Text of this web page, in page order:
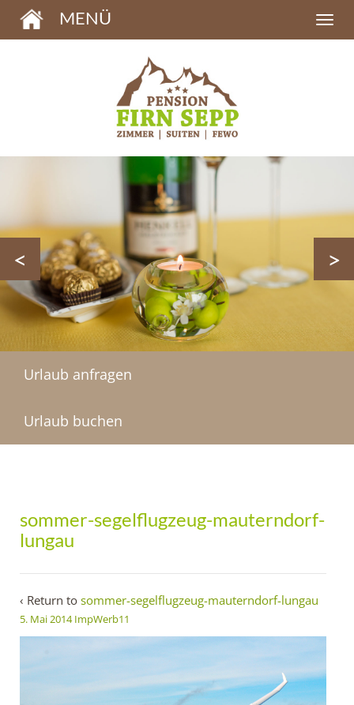
MENÜ
< >
Urlaub anfragen
Urlaub buchen
sommer-segelflugzeug-mauterndorf-
lungau
‹ Return to sommer-segelflugzeug-mauterndorf-lungau
5. Mai 2014 ImpWerb11